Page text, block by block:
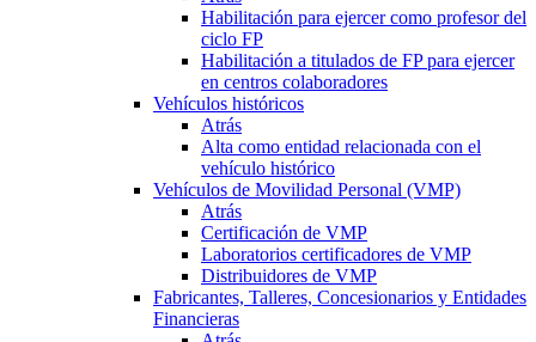
Habilitación para ejercer como profesor del
ciclo FP
Habilitación a titulados de FP para ejercer
en centros colaboradores
Vehículos históricos
Atrás
Alta como entidad relacionada con el
vehículo histórico
Vehículos de Movilidad Personal (VMP)
Atrás
Certificación de VMP
Laboratorios certificadores de VMP
Distribuidores de VMP
Fabricantes, Talleres, Concesionarios y Entidades
Financieras